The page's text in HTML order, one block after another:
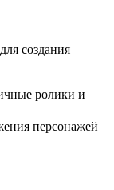
создания
ролики и
персонажей